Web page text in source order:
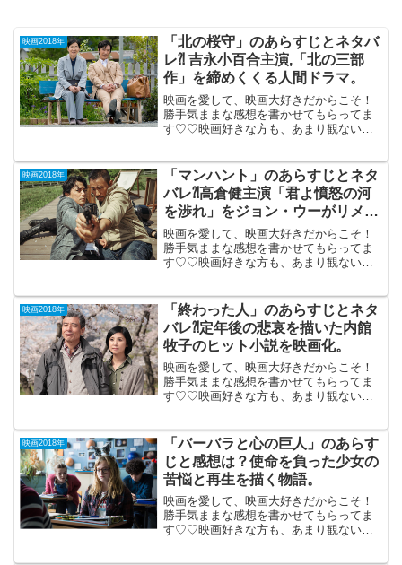
映画2018年
「北の桜守」のあらすじとネタバ
レ⁈ 吉永小百合主演,「北の三部
作」を締めくくる人間ドラマ。
映画を愛して、映画大好きだからこそ！
勝手気ままな感想を書かせてもらってま
す♡♡映画好きな方も、あまり観ない方
本目、「北の三部作」を締めくくる壮大
な人...
映画2018年
「マンハント」のあらすじとネタ
バレ⁈高倉健主演「君よ憤怒の河
を渉れ」をジョン・ウーがリメー
ク。
映画を愛して、映画大好きだからこそ！
勝手気ままな感想を書かせてもらってま
す♡♡映画好きな方も、あまり観ない方
（110分）中国で大ヒットした高倉健主演
「君よ憤怒...
映画2018年
「終わった人」のあらすじとネタ
バレ⁈定年後の悲哀を描いた内館
牧子のヒット小説を映画化。
映画を愛して、映画大好きだからこそ！
勝手気ままな感想を書かせてもらってま
す♡♡映画好きな方も、あまり観ない方
哀を描いた内館牧子のヒット小説を映画
化したコメ...
映画2018年
「バーバラと心の巨人」のあらす
じと感想は？使命を負った少女の
苦悩と再生を描く物語。
映画を愛して、映画大好きだからこそ！
勝手気ままな感想を書かせてもらってま
す♡♡映画好きな方も、あまり観ない方